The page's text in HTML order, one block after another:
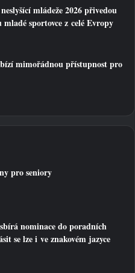
mládeže 2026 přivedou
sportovce z celé Evropy
mimořádnou přístupnost pro
pro seniory
nominace do poradních
se lze i ve znakovém jazyce